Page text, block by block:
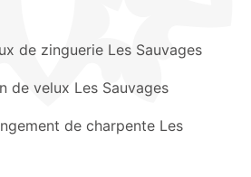
de zinguerie Les Sauvages
de velux Les Sauvages
de charpente Les